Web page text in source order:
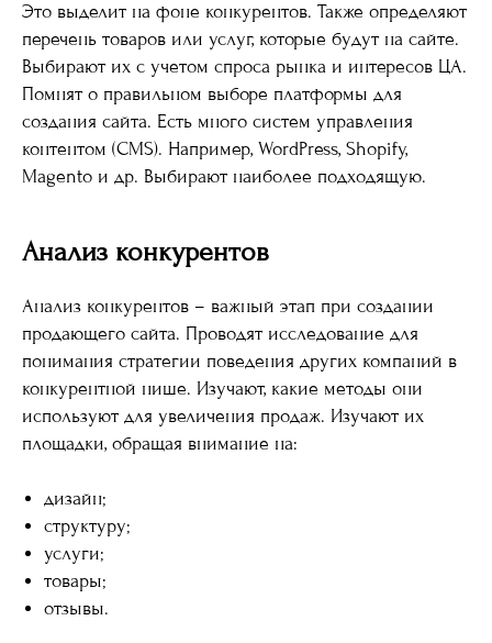
Это выделит на фоне конкурентов. Также определяют
перечень товаров или услуг, которые будут на сайте.
Выбирают их с учетом спроса рынка и интересов ЦА.
Помнят о правильном выборе платформы для
создания сайта. Есть много систем управления
контентом (CMS). Например, WordPress, Shopify,
Magento и др. Выбирают наиболее подходящую.
Анализ конкурентов
Анализ конкурентов – важный этап при создании
продающего сайта. Проводят исследование для
понимания стратегии поведения других компаний в
конкурентной нише. Изучают, какие методы они
используют для увеличения продаж. Изучают их
площадки, обращая внимание на:
дизайн;
структуру;
услуги;
товары;
отзывы.